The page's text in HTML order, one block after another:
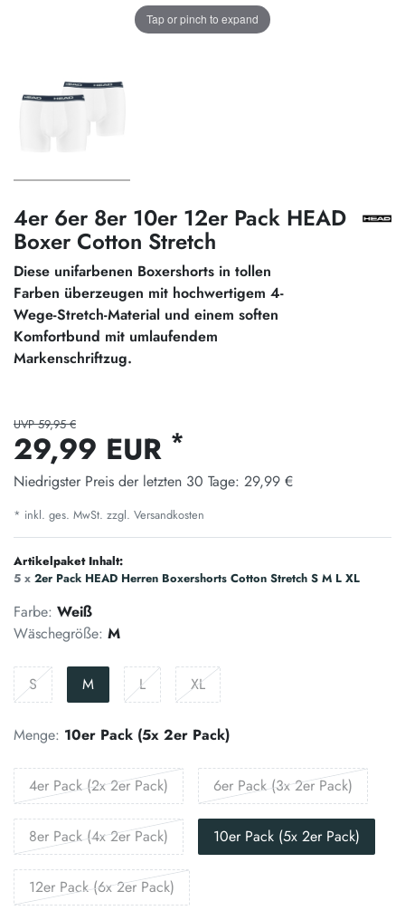
Tap or pinch to expand
4er 6er 8er 10er 12er Pack HEAD
Boxer Cotton Stretch
Diese unifarbenen Boxershorts in tollen
Farben überzeugen mit hochwertigem 4-
Wege-Stretch-Material und einem soften
Komfortbund mit umlaufendem
Markenschriftzug.
UVP 59,95 €
29,99 EUR *
Niedrigster Preis der letzten 30 Tage: 29,99 €
* inkl. ges. MwSt. zzgl. Versandkosten
Artikelpaket Inhalt:
5 x 2er Pack HEAD Herren Boxershorts Cotton Stretch S M L XL
Farbe: Weiß
Wäschegröße: M
S M L XL
Menge: 10er Pack (5x 2er Pack)
4er Pack (2x 2er Pack) 6er Pack (3x 2er Pack)
8er Pack (4x 2er Pack) 10er Pack (5x 2er Pack)
12er Pack (6x 2er Pack)